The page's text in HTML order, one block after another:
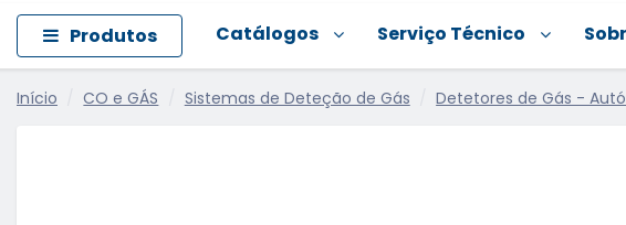
Produtos Catálogos Serviço Técnico
Início CO e GÁS Sistemas de Deteção de Gás Detetores de Gás -